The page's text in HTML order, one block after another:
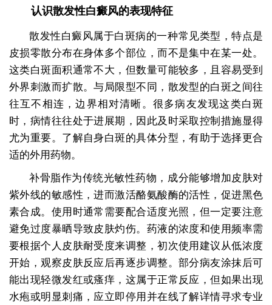
认识散发性白癜风的表现特征
散发性白癜风属于白斑病的一种常见类型，特点是
皮损零散分布在身体多个部位，而不是集中在某一处。
这类白斑面积通常不大，但数量可能较多，且容易受到
外界刺激而扩散。与局限型不同，散发型的白斑之间往
往互不相连，边界相对清晰。很多病友发现这类白斑
时，病情往往处于进展期，因此及时采取控制措施显得
尤为重要。了解自身白斑的具体分型，有助于选择更合
适的外用药物。
补骨脂作为传统光敏性药物，成分能够增加皮肤对
紫外线的敏感性，进而激活酪氨酸酶的活性，促进黑色
素合成。使用时通常需要配合适度光照，但一定要注意
避免过度暴晒导致皮肤灼伤。药液的浓度和使用频率需
要根据个人皮肤耐受度来调整，初次使用建议从低浓度
开始，观察皮肤反应后再逐步调整。部分病友涂抹后可
能出现轻微发红或瘙痒，这属于正常反应，但如果出现
水疱或明显刺痛，应立即停用并在线了解详情寻求专业